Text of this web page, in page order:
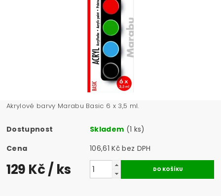
Akrylové barvy Marabu Basic 6 x 3,5 ml.
Dostupnost Skladem (1 ks)
Cena
106,61 Kč bez DPH
129 Kč/ ks